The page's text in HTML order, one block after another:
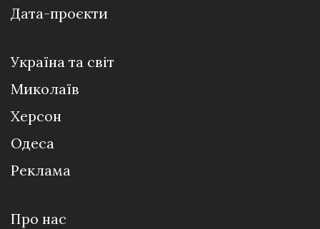
Дата-проєкти
Україна та світ
Миколаїв
Херсон
Одеса
Реклама
Про нас